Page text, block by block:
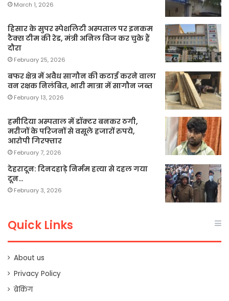
March 1, 2026
हिसार के सुपर स्पेशलिटी अस्पताल पर इनकम
टैक्स टीम की रेड, मंत्री अनिल विज कर चुके हैं
दौरा
February 25, 2026
बफर क्षेत्र में अवैध सागौन की कटाई करने वाला
वन रक्षक निलंबित, भारी मात्रा में सागौन जब्त
February 13, 2026
हमीदिया अस्पताल में डॉक्टर बनकर ठगी,
मरीजों के परिजनों से वसूले हजारों रुपये,
आरोपी गिरफ्तार
February 7, 2026
देहरादून: दिनदहाड़े निर्मम हत्या से दहल गया
दून…
February 3, 2026
Quick Links
About us
Privacy Policy
ब्रेकिंग